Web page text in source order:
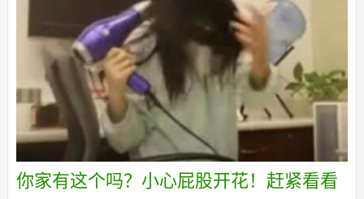
你家有这个吗？小心屁股开花！赶紧看看